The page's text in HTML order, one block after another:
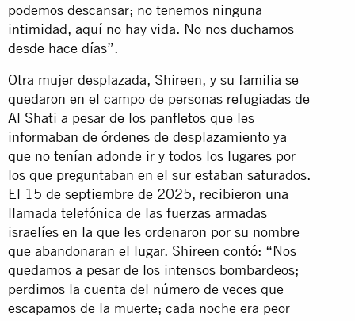
podemos descansar; no tenemos ninguna
intimidad, aquí no hay vida. No nos duchamos
desde hace días”.
Otra mujer desplazada, Shireen, y su familia se
quedaron en el campo de personas refugiadas de
Al Shati a pesar de los panfletos que les
informaban de órdenes de desplazamiento ya
que no tenían adonde ir y todos los lugares por
los que preguntaban en el sur estaban saturados.
El 15 de septiembre de 2025, recibieron una
llamada telefónica de las fuerzas armadas
israelíes en la que les ordenaron por su nombre
que abandonaran el lugar. Shireen contó: “Nos
quedamos a pesar de los intensos bombardeos;
perdimos la cuenta del número de veces que
escapamos de la muerte; cada noche era peor